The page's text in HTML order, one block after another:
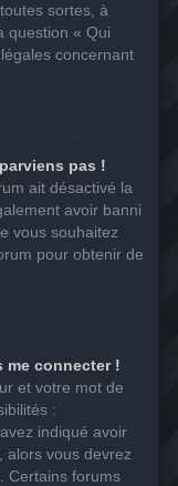
sortes, à
question « Qui
concernant
pas !
ait désactivé la
avoir banni
vous souhaitez
pour obtenir de
me connecter !
et votre mot de
:
indiqué avoir
alors vous devrez
Certains forums